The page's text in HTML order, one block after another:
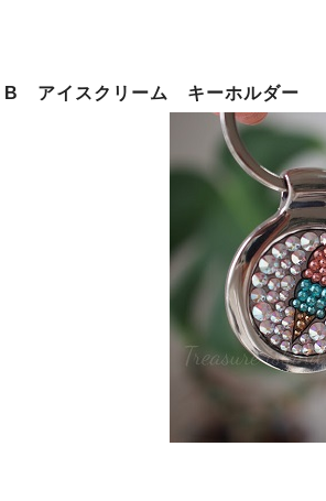
B アイスクリーム キーホルダー